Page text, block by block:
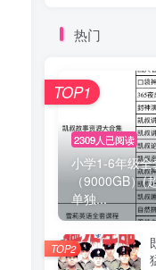
热门
2309人已阅读
小学1-6年级
（9000GB）
单独...
TOP1
TOP2